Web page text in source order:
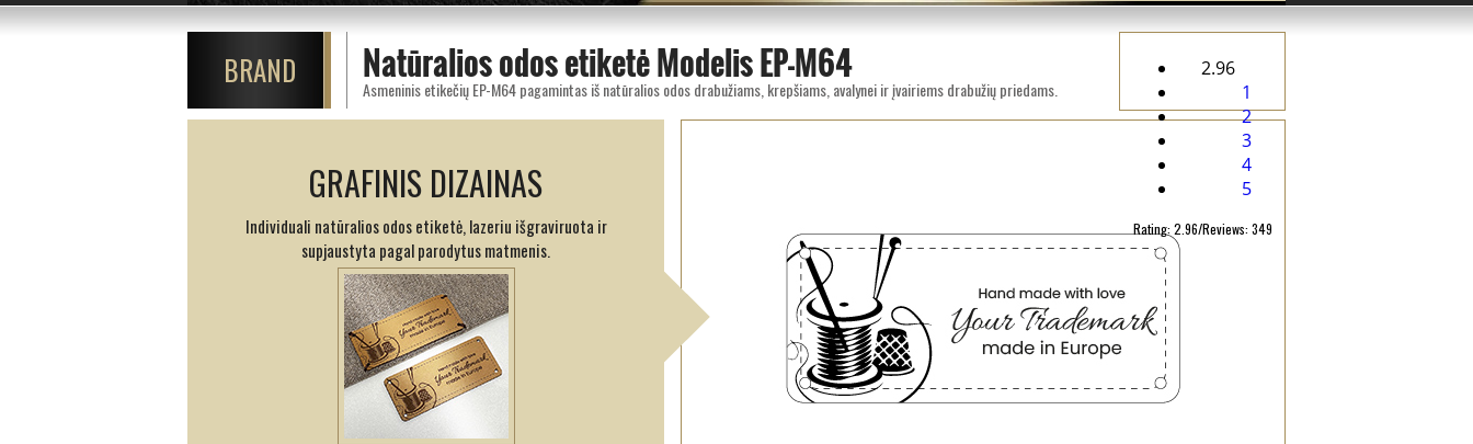
BRAND Natūralios odos etiketė Modelis EP-M64
Asmeninis etikečių EP-M64 pagamintas iš natūralios odos drabužiams, krepšiams, avalynei ir įvairiems drabužių priedams.
2.96
1
2
3
4
5
Rating: 2.96/Reviews: 349
GRAFINIS DIZAINAS
Individuali natūralios odos etiketė, lazeriu išgraviruota ir
supjaustyta pagal parodytus matmenis.